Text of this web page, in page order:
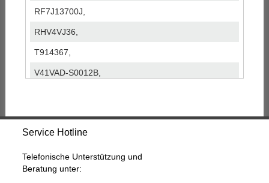
RF7J13700J,
RHV4VJ36,
T914367,
V41VAD-S0012B,
V41VADS0012G,
VAD20012,
VBD20012,
Service Hotline
Telefonische Unterstützung und
Beratung unter: